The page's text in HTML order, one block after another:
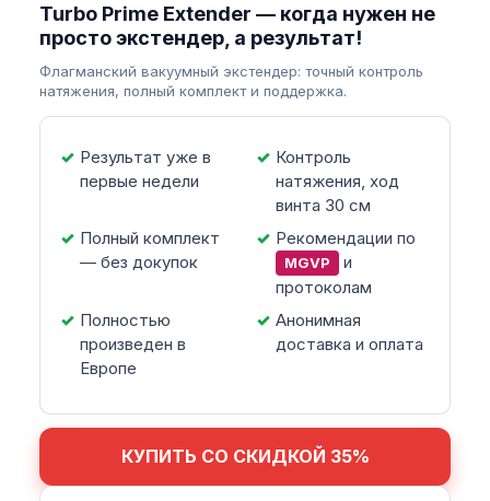
Turbo Prime Extender — когда нужен не
просто экстендер, а результат!
Флагманский вакуумный экстендер: точный контроль
натяжения, полный комплект и поддержка.
Результат уже в
первые недели
Контроль
натяжения, ход
винта 30 см
Полный комплект
— без докупок
Рекомендации по
MGVP
и
протоколам
Полностью
произведен в
Европе
Анонимная
доставка и оплата
КУПИТЬ СО СКИДКОЙ 35%